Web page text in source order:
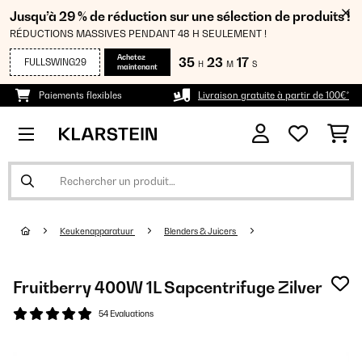
Jusqu’à 29 % de réduction sur une sélection de produits !
RÉDUCTIONS MASSIVES PENDANT 48 H SEULEMENT !
FULLSWING29
Achetez
maintenant
35 H 23 M 16 S
Paiements flexibles Livraison gratuite à partir de 100€*
Keukenapparatuur Blenders & Juicers
Fruitberry 400W 1L Sapcentrifuge Zilver
54 Evaluations